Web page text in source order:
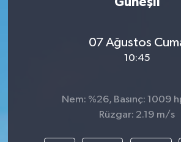
07 Ağustos
10:45
Nem: %26, Basınç: 1009
Rüzgar: 2.19 m/s